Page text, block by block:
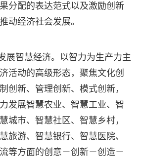
分配的表达范式以及激励创新
动经济社会发展。
展智慧经济。以智力为生产力主
活动的高级形态，聚焦文化创
创新、管理创新、模式创新，
发展智慧农业、智慧工业、智
城市、智慧社区、智慧乡村，
旅游、智慧银行、智慧医院、
等方面的创意－创新－创造－